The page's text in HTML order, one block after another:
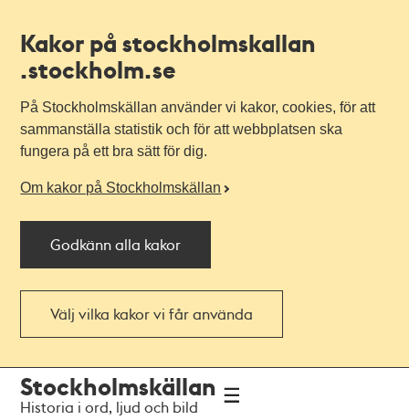
Kakor på stockholmskallan
.stockholm.se
På Stockholmskällan använder vi kakor, cookies, för att
sammanställa statistik och för att webbplatsen ska
fungera på ett bra sätt för dig.
Om kakor på Stockholmskällan
Godkänn alla kakor
Välj vilka kakor vi får använda
navigationen
huvudinnehållet
Stockholmskällan
Historia i ord, ljud och bild